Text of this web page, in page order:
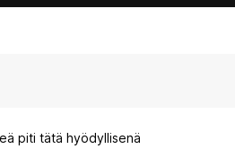
piti tätä hyödyllisenä